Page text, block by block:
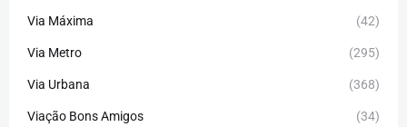
Via Máxima (42)
Via Metro (295)
Via Urbana (368)
Viação Bons Amigos (34)